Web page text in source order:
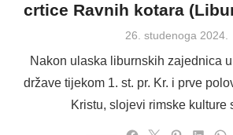
crtice Ravnih kotara
Posted
26. studenoga 2024.
Nakon ulaska liburnskih zajednica
države tijekom 1. st. pr. Kr. i prve
Kristu, slojevi rimske kulture